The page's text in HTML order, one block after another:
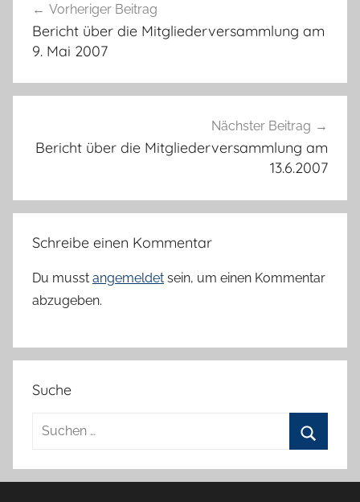
Vorheriger Beitrag
Bericht über die Mitgliederversammlung am
9. Mai 2007
Nächster Beitrag
Bericht über die Mitgliederversammlung am
13.6.2007
Schreibe einen Kommentar
Du musst angemeldet sein, um einen Kommentar
abzugeben.
Suche
Suchen